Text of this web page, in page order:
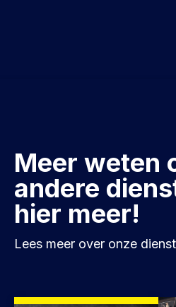
Meer weten
andere
hier meer!
Lees meer over onze